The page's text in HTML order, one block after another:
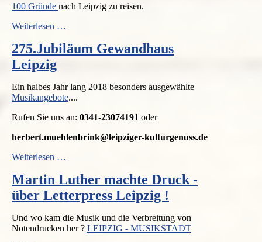
100 Gründe nach Leipzig zu reisen.
Weiterlesen …
nach
Leipzig
!
275.Jubiläum Gewandhaus
Leipzig
Ein halbes Jahr lang 2018 besonders ausgewählte
Musikangebote....
Rufen Sie uns an: 0341-23074191 oder
herbert.muehlenbrink@leipziger-kulturgenuss.de
Weiterlesen …
Leipzig
Martin Luther machte Druck -
über Letterpress Leipzig !
Und wo kam die Musik und die Verbreitung von
Notendrucken her ? LEIPZIG - MUSIKSTADT